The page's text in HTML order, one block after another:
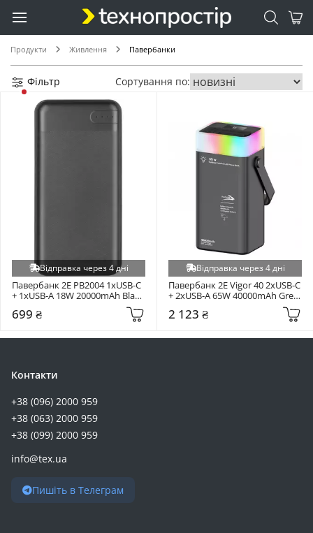
Продукти Живлення Павербанки
Фільтр Сортування по:
Відправка через 4 дні
Павербанк 2E PB2004 1xUSB-C
+ 1xUSB-A 18W 20000mAh Black
699 ₴
Відправка через 4 дні
Павербанк 2E Vigor 40 2xUSB-C
+ 2xUSB-A 65W 40000mAh Grey
2 123 ₴
Контакти
+38 (096) 2000 959
+38 (063) 2000 959
+38 (099) 2000 959
info@tex.ua
Пишіть в Телеграм